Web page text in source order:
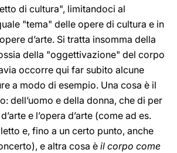
di cultura", limitandoci al
"tema" delle opere di cultura e in
d’arte. Si tratta insomma della
della "oggettivazione" del corpo
occorre qui far subito alcune
a modo di esempio. Una cosa è il
dell’uomo e della donna, che di per
e l’opera d’arte (come ad es.
e, fino a un certo punto, anche
e altra cosa è il corpo come